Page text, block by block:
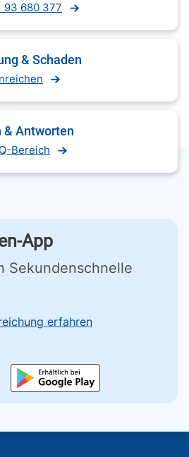
93 680 377
& Schaden
& Antworten
Bereich
App
Sekundenschnelle
erfahren